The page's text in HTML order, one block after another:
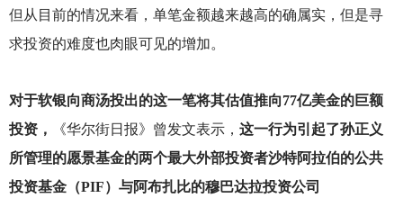
但从目前的情况来看，单笔金额越来越高的确属实，但是寻
求投资的难度也肉眼可见的增加。
对于软银向商汤投出的这一笔将其估值推向77亿美金的巨额
投资，
《华尔街日报》曾发文表示， 这一行为引起了孙正义
所管理的愿景基金的两个最大外部投资者沙特阿拉伯的公共
投资基金（PIF）与阿布扎比的穆巴达拉投资公司